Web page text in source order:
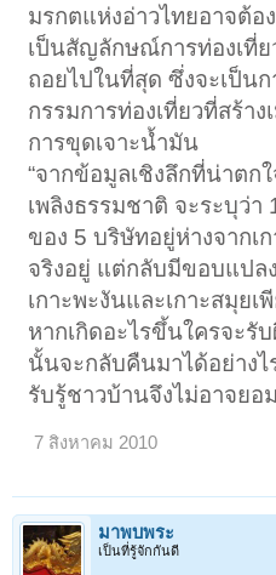
มรกตแห่งอ่าวไทยอาจต้
เป็นสัญลักษณ์การท่องเที่ย
ถอยไปในที่สุด ซึ่งจะเป็น
กรรมการท่องเที่ยวที่สร้า
การขุดเจาะน้ำมัน
“จากข้อมูลเชิงลึกที่น่าตก
เพลิงธรรมชาติ จะระบุว่
ของ 5 บริษัทอยู่ห่างจากเ
จริงอยู่ แต่กลับมีขอบแปล
เกาะพะงันและเกาะสมุยเ
หากเกิดอะไรขึ้นใครจะรั
นั้นจะกลับคืนมาได้อย่างไ
รับรู้ชาวบ้านจึงไม่อาจยอ
7 สิงหาคม 2010
มาพบพระ
เป็นที่รู้จักกันดี